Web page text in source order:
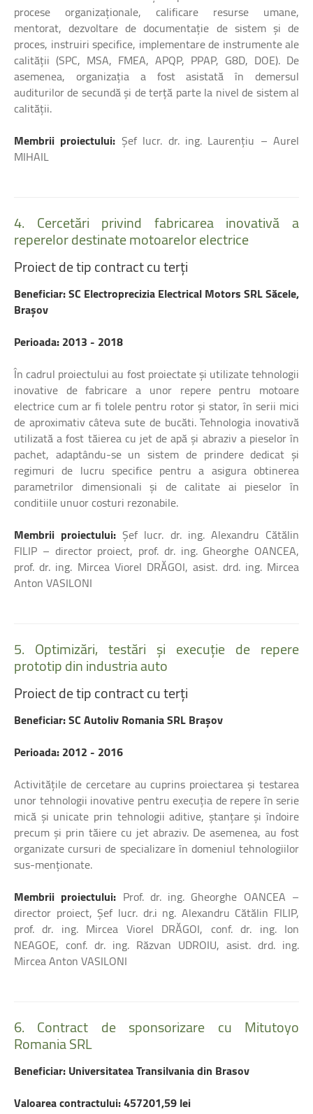
procese organizaționale, calificare resurse umane,
mentorat, dezvoltare de documentație de sistem și de
proces, instruiri specifice, implementare de instrumente ale
calității (SPC, MSA, FMEA, APQP, PPAP, G8D, DOE). De
asemenea, organizația a fost asistată în demersul
auditurilor de secundă și de terță parte la nivel de sistem al
calității.
Membrii proiectului: Şef lucr. dr. ing. Laurențiu – Aurel
MIHAIL
4. Cercetări privind fabricarea inovativă a
reperelordestinatemotoarelorelectrice
Proiectdetipcontractcuterți
Beneficiar: SC Electroprecizia Electrical Motors SRL Săcele,
Braşov
Perioada: 2013 - 2018
În cadrul proiectului au fost proiectate şi utilizate tehnologii
inovative de fabricare a unor repere pentru motoare
electrice cum ar fi tolele pentru rotor şi stator, în serii mici
de aproximativ câteva sute de bucăti. Tehnologia inovativă
utilizată a fost tăierea cu jet de apă şi abraziv a pieselor în
pachet, adaptându-se un sistem de prindere dedicat şi
regimuri de lucru specifice pentru a asigura obtinerea
parametrilor dimensionali şi de calitate ai pieselor în
conditiile unuor costuri rezonabile.
Membrii proiectului: Şef lucr. dr. ing. Alexandru Cătălin
FILIP – director proiect, prof. dr. ing. Gheorghe OANCEA,
prof. dr. ing. Mircea Viorel DRĂGOI, asist. drd. ing. Mircea
Anton VASILONI
5. Optimizări, testări și execuție de repere
prototipdinindustriaauto
Proiectdetipcontractcuterți
Beneficiar: SC Autoliv Romania SRL Braşov
Perioada: 2012 - 2016
Activitățile de cercetare au cuprins proiectarea şi testarea
unor tehnologii inovative pentru execuția de repere în serie
mică şi unicate prin tehnologii aditive, ştanțare şi îndoire
precum şi prin tăiere cu jet abraziv. De asemenea, au fost
organizate cursuri de specializare în domeniul tehnologiilor
sus-menționate.
Membrii proiectului: Prof. dr. ing. Gheorghe OANCEA –
director proiect, Şef lucr. dr.i ng. Alexandru Cătălin FILIP,
prof. dr. ing. Mircea Viorel DRĂGOI, conf. dr. ing. Ion
NEAGOE, conf. dr. ing. Răzvan UDROIU, asist. drd. ing.
Mircea Anton VASILONI
6. Contract de sponsorizare cu Mitutoyo
RomaniaSRL
Beneficiar: Universitatea Transilvania din Brasov
Valoarea contractului: 457201,59 lei